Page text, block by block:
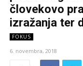
človekovo
izražanja ter
FOKUS
6. novembra, 2018